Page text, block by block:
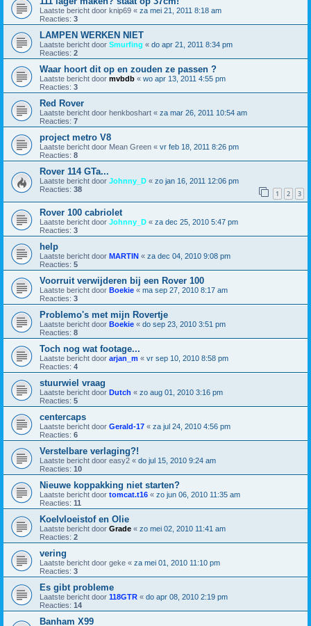
Laatste bericht door knip69 « za mei 21, 2011 8:18 am
Reacties: 3
LAMPEN WERKEN NIET
Laatste bericht door Smurfing « do apr 21, 2011 8:34 pm
Reacties: 2
Waar hoort dit op en zouden ze passen ?
Laatste bericht door mvbdb « wo apr 13, 2011 4:55 pm
Reacties: 3
Red Rover
Laatste bericht door henkboshart « za mar 26, 2011 10:54 am
Reacties: 7
project metro V8
Laatste bericht door Mean Green « vr feb 18, 2011 8:26 pm
Reacties: 8
Rover 114 GTa...
Laatste bericht door Johnny_D « zo jan 16, 2011 12:06 pm
Reacties: 38 1 2 3
Rover 100 cabriolet
Laatste bericht door Johnny_D « za dec 25, 2010 5:47 pm
Reacties: 3
help
Laatste bericht door MARTIN « za dec 04, 2010 9:08 pm
Reacties: 5
Voorruit verwijderen bij een Rover 100
Laatste bericht door Boekie « ma sep 27, 2010 8:17 am
Reacties: 3
Problemo's met mijn Rovertje
Laatste bericht door Boekie « do sep 23, 2010 3:51 pm
Reacties: 8
Toch nog wat footage...
Laatste bericht door arjan_m « vr sep 10, 2010 8:58 pm
Reacties: 4
stuurwiel vraag
Laatste bericht door Dutch « zo aug 01, 2010 3:16 pm
Reacties: 5
centercaps
Laatste bericht door Gerald-17 « za jul 24, 2010 4:56 pm
Reacties: 6
Verstelbare verlaging?!
Laatste bericht door easy2 « do jul 15, 2010 9:24 am
Reacties: 10
Nieuwe koppakking niet starten?
Laatste bericht door tomcat.t16 « zo jun 06, 2010 11:35 am
Reacties: 11
Koelvloeistof en Olie
Laatste bericht door Grade « zo mei 02, 2010 11:41 am
Reacties: 2
vering
Laatste bericht door geke « za mei 01, 2010 11:10 pm
Reacties: 3
Es gibt probleme
Laatste bericht door 118GTR « do apr 08, 2010 2:19 pm
Reacties: 14
Banham X99